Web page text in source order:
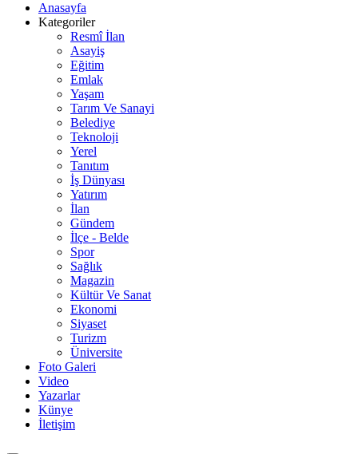
Anasayfa
Kategoriler
Resmî İlan
Asayiş
Eğitim
Emlak
Yaşam
Tarım Ve Sanayi
Belediye
Teknoloji
Yerel
Tanıtım
İş Dünyası
Yatırım
İlan
Gündem
İlçe - Belde
Spor
Sağlık
Magazin
Kültür Ve Sanat
Ekonomi
Siyaset
Turizm
Üniversite
Foto Galeri
Video
Yazarlar
Künye
İletişim